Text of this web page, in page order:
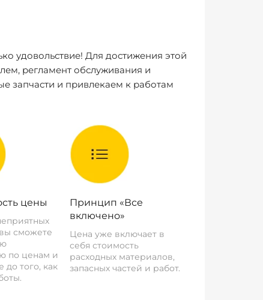
удовольствие! Для достижения этой
регламент обслуживания и
запчасти и привлекаем к работам
цены
сможете
по ценам и
до того, как
Принцип «Все
включено»
Цена уже включает в
себя стоимость
расходных материалов,
запасных частей и работ.